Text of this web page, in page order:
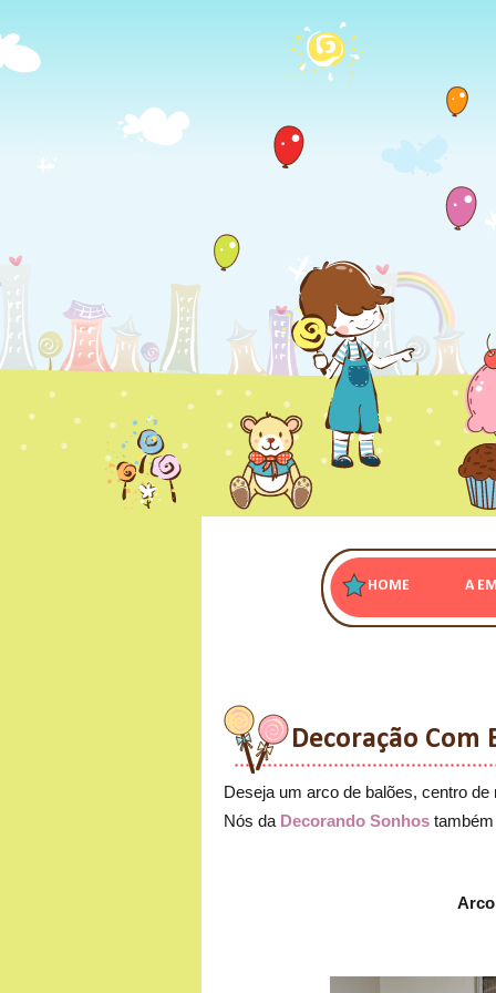
HOME A
Decoração Com
Deseja um arco de balões, centro
Nós da Decorando Sonhos